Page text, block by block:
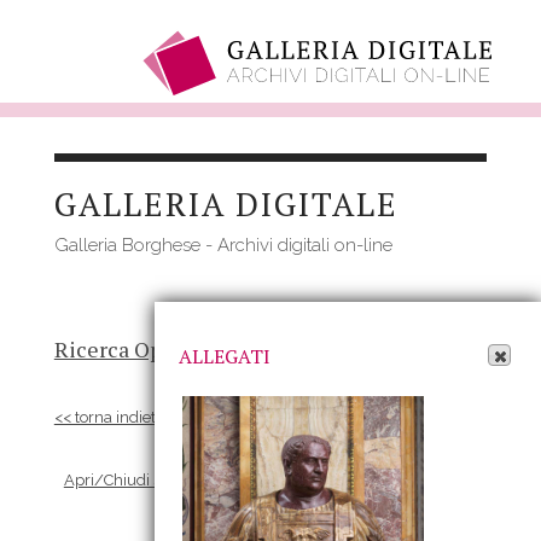
contenutoGALLERIA DIGITALE
Galleria Borghese - Archivi digitali on-line
Ricerca Opere-Risultato
<< torna indietro
Apri/Chiudi scheda Allegati
ALLEGATI